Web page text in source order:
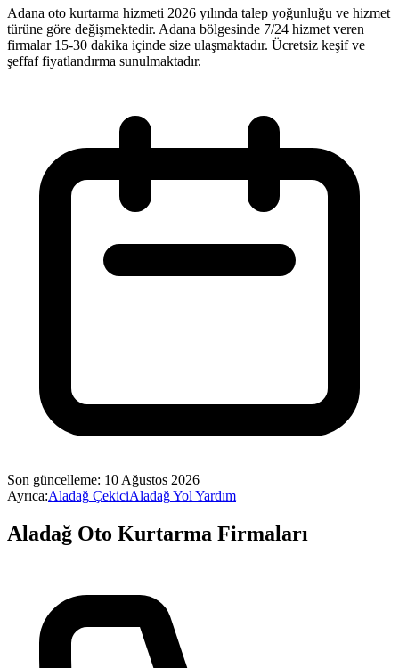
Adana oto kurtarma hizmeti 2026 yılında talep yoğunluğu ve hizmet
türüne göre değişmektedir. Adana bölgesinde 7/24 hizmet veren
firmalar 15-30 dakika içinde size ulaşmaktadır. Ücretsiz keşif ve
şeffaf fiyatlandırma sunulmaktadır.
Son güncelleme: 10 Ağustos 2026
Ayrıca:Aladağ ÇekiciAladağYol Yardım
Aladağ Oto Kurtarma Firmaları